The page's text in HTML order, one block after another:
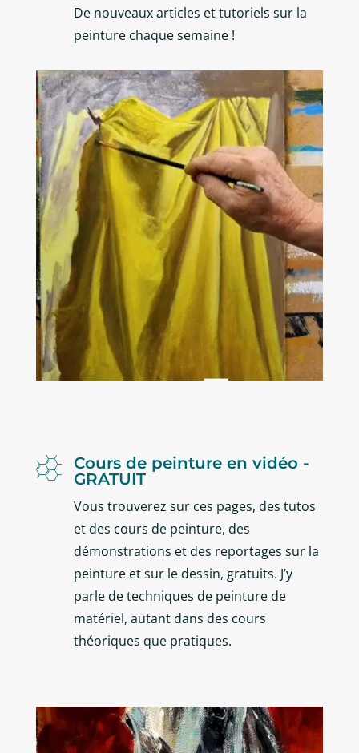
De nouveaux articles et tutoriels sur la
peinture chaque semaine !

Cours de peinture en vidéo -
GRATUIT
Vous trouverez sur ces pages, des tutos
et des cours de peinture, des
démonstrations et des reportages sur la
peinture et sur le dessin, gratuits. J’y
parle de techniques de peinture de
matériel, autant dans des cours
théoriques que pratiques.